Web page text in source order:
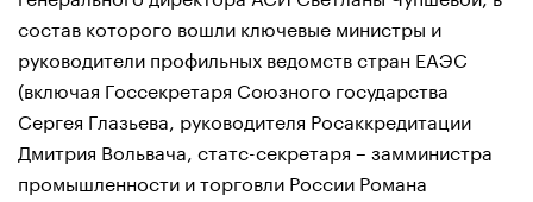
состав которого вошли ключевые министры и
руководители профильных ведомств стран ЕАЭС
(включая Госсекретаря Союзного государства
Сергея Глазьева, руководителя Росаккредитации
Дмитрия Вольвача, статс-секретаря – замминистра
промышленности и торговли России Романа